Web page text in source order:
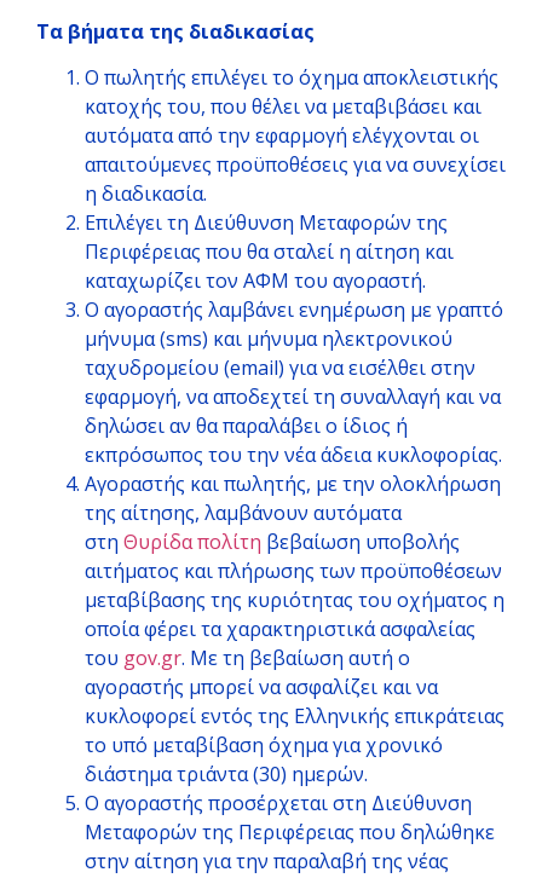
Τα βήματα της διαδικασίας
Ο πωλητής επιλέγει το όχημα αποκλειστικής
κατοχής του, που θέλει να μεταβιβάσει και
αυτόματα από την εφαρμογή ελέγχονται οι
απαιτούμενες προϋποθέσεις για να συνεχίσει
η διαδικασία.
Επιλέγει τη Διεύθυνση Μεταφορών της
Περιφέρειας που θα σταλεί η αίτηση και
καταχωρίζει τον ΑΦΜ του αγοραστή.
Ο αγοραστής λαμβάνει ενημέρωση με γραπτό
μήνυμα (sms) και μήνυμα ηλεκτρονικού
ταχυδρομείου (email) για να εισέλθει στην
εφαρμογή, να αποδεχτεί τη συναλλαγή και να
δηλώσει αν θα παραλάβει ο ίδιος ή
εκπρόσωπος του την νέα άδεια κυκλοφορίας.
Αγοραστής και πωλητής, με την ολοκλήρωση
της αίτησης, λαμβάνουν αυτόματα
στη Θυρίδα πολίτη βεβαίωση υποβολής
αιτήματος και πλήρωσης των προϋποθέσεων
μεταβίβασης της κυριότητας του οχήματος η
οποία φέρει τα χαρακτηριστικά ασφαλείας
του gov.gr. Με τη βεβαίωση αυτή ο
αγοραστής μπορεί να ασφαλίζει και να
κυκλοφορεί εντός της Ελληνικής επικράτειας
το υπό μεταβίβαση όχημα για χρονικό
διάστημα τριάντα (30) ημερών.
Ο αγοραστής προσέρχεται στη Διεύθυνση
Μεταφορών της Περιφέρειας που δηλώθηκε
στην αίτηση για την παραλαβή της νέας